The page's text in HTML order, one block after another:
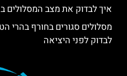
איך לבדוק את מצב המסלולים
מסלולים סגורים בחורף בהרי
לבדוק לפני היציאה